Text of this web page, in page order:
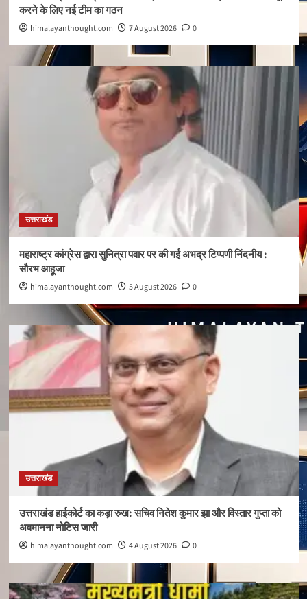
करने के लिए नई टीम का गठन
himalayanthought.com 7 August 2026 0
उत्तराखंड
महाराष्ट्र कांग्रेस द्वारा सुनित्रा पवार पर की गई अभद्र टिप्पणी निंदनीय :
सौरभ आहूजा
himalayanthought.com 5 August 2026 0
उत्तराखंड
उत्तराखंड हाईकोर्ट का कड़ा रुख: सचिव नितेश कुमार झा और विस्तार गुप्ता को
अवमानना नोटिस जारी
himalayanthought.com 4 August 2026 0